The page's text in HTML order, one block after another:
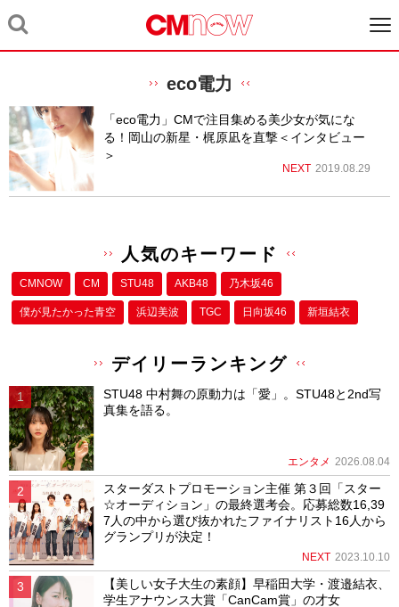
eco電力
「eco電力」CMで注目集める美少女が気にな
る！岡山の新星・梶原凪を直撃＜インタビュー
＞
NEXT 2019.08.29
人気のキーワード
CMNOW CM STU48 AKB48 乃木坂46
僕が⾒たかった⻘空 浜辺美波 TGC 日向坂46 新垣結衣
デイリーランキング
STU48 中村舞の原動力は「愛」。STU48と2nd写
真集を語る。
エンタメ 2026.08.04
スターダストプロモーション主催 第３回「スター
☆オーディション」の最終選考会。応募総数16,39
7人の中から選び抜かれたファイナリスト16人から
グランプリが決定！
NEXT 2023.10.10
【美しい女子大生の素顔】早稲田大学・渡邉結衣、
学生アナウンス大賞「CanCam賞」の才女